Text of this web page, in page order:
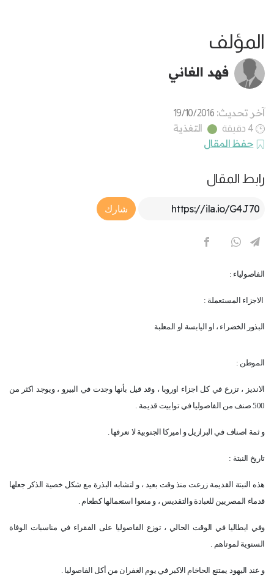
المؤلف
فهد الغاني
آخر تحديث: 19/10/2016
4 دقيقة
التغذية
حفظ المقال
رابط المقال
Article Link
شارك
الفاصولياء :
الاجزاء المستعملة :
البذور الخضراء ، او اليابسة او المعلبة
الموطن :
الانديز ، تزرع في كل اجزاء اوروبا ، وقد قيل بأنها وجدت في البيرو ، ويوجد اكثر من
500 صنف من الفاصوليا في توابيت قديمة .
و ثمة اصناف في البرازيل و اميركا الجنوبية لا نعرفها .
تاريخ النبتة :
هذه النبتة القديمة زرعت منذ وقت بعيد ، و لتشابه البذرة مع شكل خصية الذكر جعلها
قدماء المصريين للعبادة والتقديس ، و منعوا استعمالها كطعام .
وفي ايطاليا في الوقت الحالي ، توزع الفاصوليا على الفقراء في مناسبات الوفاة
السنوية لموتاهم .
و عند اليهود يمتنع الحاخام الاكبر في يوم الغفران من أكل الفاصوليا .